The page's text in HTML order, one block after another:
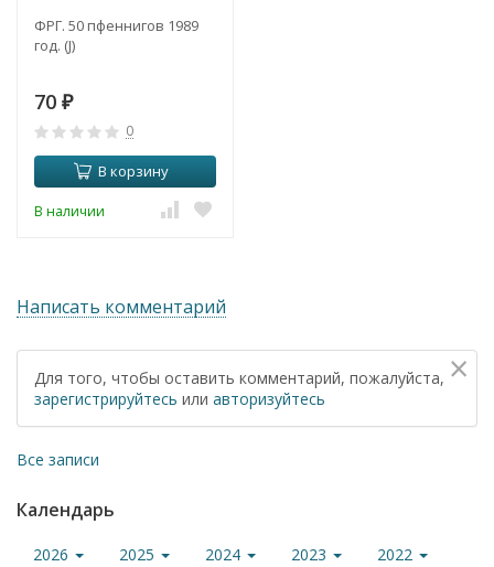
ФРГ. 50 пфеннигов 1989
год. (J)
70 ₽
0
В корзину
В наличии
Написать комментарий
×
Для того, чтобы оставить комментарий, пожалуйста,
зарегистрируйтесь или авторизуйтесь
Все записи
Календарь
2026 2025 2024 2023 2022